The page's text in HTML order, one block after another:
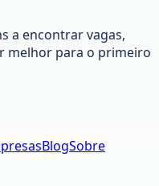
a encontrar vagas,
melhor para o primeiro
BlogSobre